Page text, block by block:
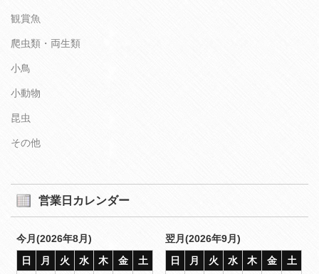
観賞魚
爬虫類・両生類
小鳥
小動物
昆虫
その他
営業日カレンダー
今月(2026年8月)
日
月 火 水 木 金
土
翌月(2026年9月)
日
月 火 水 木 金
土